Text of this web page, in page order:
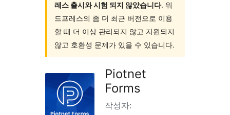
레스 출시와 시험 되지 않았습니다. 워
드프레스의 좀 더 최근 버전으로 이용
할 때 더 이상 관리되지 않고 지원되지
않고 호환성 문제가 있을 수 있습니다.
Piotnet
Forms
작성자: